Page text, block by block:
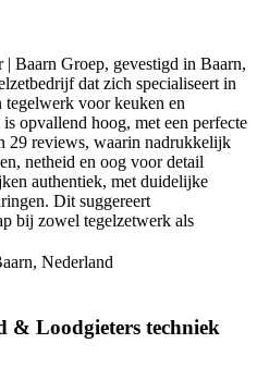
| Baarn Groep, gevestigd in Baarn,
dat zich specialiseert in
tegelwerk voor keuken en
opvallend hoog, met een perfecte
29 reviews, waarin nadrukkelijk
netheid en oog voor detail
authentiek, met duidelijke
Dit suggereert
bij zowel tegelzetwerk als
Nederland
& Loodgieters techniek